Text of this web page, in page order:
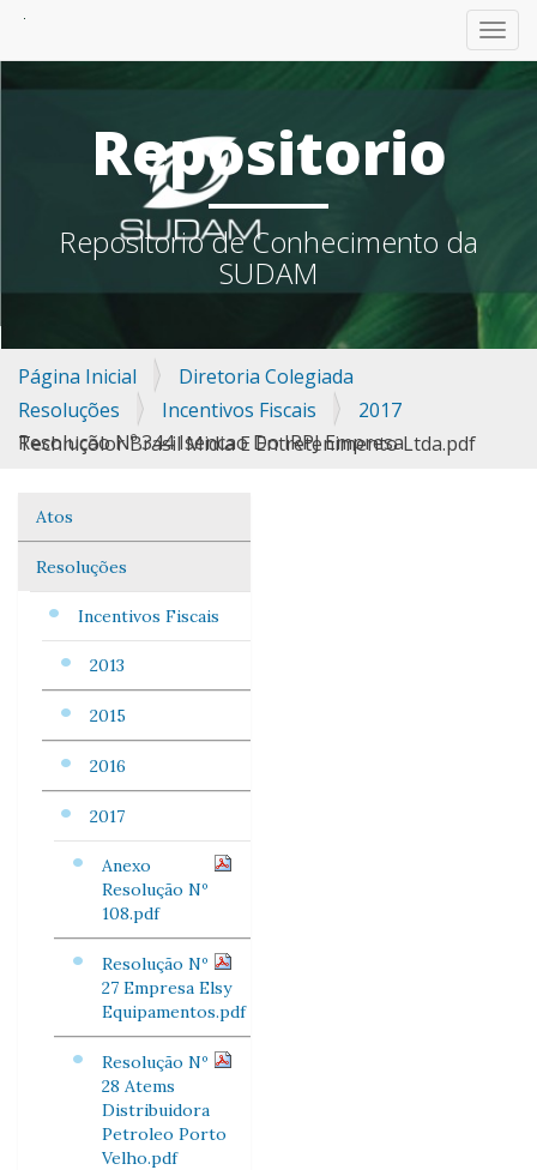
Repositorio
Repositorio de Conhecimento da
SUDAM
Página Inicial
Diretoria Colegiada
Resoluções
Incentivos Fiscais
2017
Resolução Nº 344 Isencao Do IRPJ Empresa Technicolor Brasil Midia E Entretenimento Ltda.pdf
Navegação
Atos
Resoluções
Incentivos Fiscais
2013
2015
2016
2017
Anexo
Resolução Nº
108.pdf
Resolução Nº
27 Empresa Elsy
Equipamentos.pdf
Resolução Nº
28 Atems
Distribuidora
Petroleo Porto
Velho.pdf